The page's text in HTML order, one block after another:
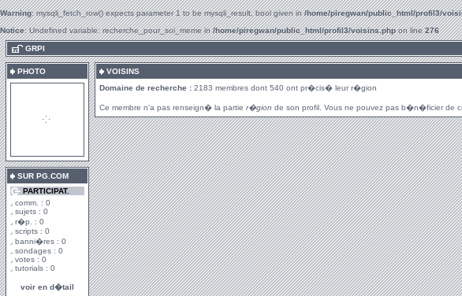
Warning: mysqli_fetch_row() expects parameter 1 to be mysqli_result, bool given in/home/piregwan/public_html/profil3/
Notice: Undefined variable: recherche_pour_soi_meme in/home/piregwan/public_html/profil3/voisins.phpon line276
GRPI
PHOTO
SUR PG.COM
PARTICIPAT.
comm. : 0
sujets : 0
r�p. : 0
scripts : 0
banni�res : 0
sondages : 0
votes : 0
tutorials : 0
voir en d�tail
VOISINS
Domaine de recherche : 2183 membres dont 540 ont pr�cis� leur r�gion
Ce membre n'a pas renseign� la partie r�gion de son profil. Vous ne pouvez pas b�n�ficier de